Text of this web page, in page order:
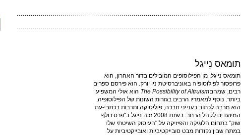
תומאס נֵייגל
תומאס נייגל, מן הפילוסופים המובילים בדור האחרון, הוא
פרופסור לפילוסופיה באוניברסיטת ניו יורק. הוא פירסם ספרים
רבים, שמהםThe Possibility of Altruism הוא אולי המשפיע
ביותר. נוסף למאמריו הרבים בגזרות השונות של הפילוסופיה,
הוא מרבה לכתוב בענייני חברה, פוליטיקה ותרבות בכתבי-עת
המיועדים לקהל הרחב. בשנת 2008 זכה נייגל ב"פרס רולף
שוק" בתחום הלוגיקה והפיזיקה על "העיסוק השיטתי שלו
במתח שבין נקודות מבט סובייקטיביות ואובייקטיביות על